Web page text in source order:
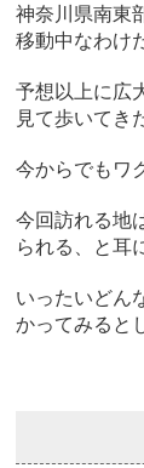
神奈川県南東
移動中なわけ
予想以上に広
見て歩いてき
今からでもワ
今回訪れる地
られる、と耳
いったいどん
かってみると
海軍